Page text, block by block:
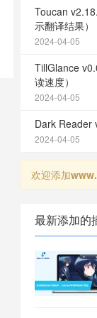
Toucan
示翻译结果）
2024-04-05
TillGlance
读速度）
2024-04-05
Dark Reader
2024-04-05
欢迎添加
最新添加的